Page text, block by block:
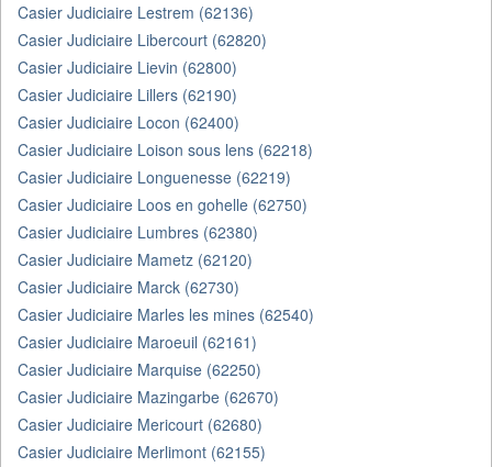
Casier Judiciaire Lestrem (62136)
Casier Judiciaire Libercourt (62820)
Casier Judiciaire Lievin (62800)
Casier Judiciaire Lillers (62190)
Casier Judiciaire Locon (62400)
Casier Judiciaire Loison sous lens (62218)
Casier Judiciaire Longuenesse (62219)
Casier Judiciaire Loos en gohelle (62750)
Casier Judiciaire Lumbres (62380)
Casier Judiciaire Mametz (62120)
Casier Judiciaire Marck (62730)
Casier Judiciaire Marles les mines (62540)
Casier Judiciaire Maroeuil (62161)
Casier Judiciaire Marquise (62250)
Casier Judiciaire Mazingarbe (62670)
Casier Judiciaire Mericourt (62680)
Casier Judiciaire Merlimont (62155)